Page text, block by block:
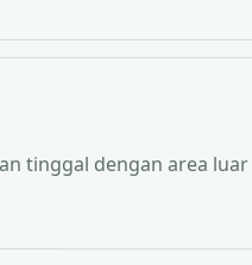
tinggal dengan area